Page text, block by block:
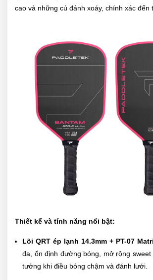
cao và những cú đánh xoáy, chính xác đến
Thiết kế và tính năng nổi bật:
Lõi QRT ép lạnh 14.3mm + PT-07
đa, ổn định đường bóng, mở rộng sweet
tưởng khi điều bóng chậm và đánh lưới.